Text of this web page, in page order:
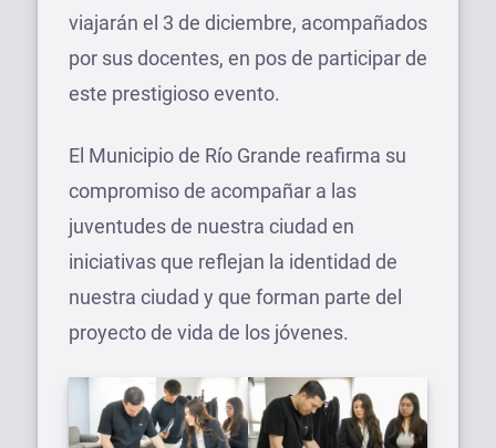
viajarán el 3 de diciembre, acompañados
por sus docentes, en pos de participar de
este prestigioso evento.
El Municipio de Río Grande reafirma su
compromiso de acompañar a las
juventudes de nuestra ciudad en
iniciativas que reflejan la identidad de
nuestra ciudad y que forman parte del
proyecto de vida de los jóvenes.